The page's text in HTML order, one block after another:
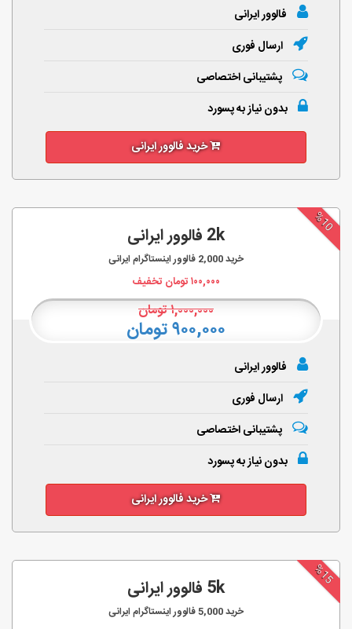
فالوور ایرانی
ارسال فوری
پشتیبانی اختصاصی
بدون نیاز به پسورد
خرید فالوور ایرانی
%10
2k فالوور ایرانی
خرید2,000 فالوور اینستاگرام ایرانی
۱۰۰,۰۰۰تومان تخفیف
۱,۰۰۰,۰۰۰تومان
۹۰۰,۰۰۰ تومان
فالوور ایرانی
ارسال فوری
پشتیبانی اختصاصی
بدون نیاز به پسورد
خرید فالوور ایرانی
%15
5k فالوور ایرانی
خرید5,000فالوور اینستاگرام ایرانی